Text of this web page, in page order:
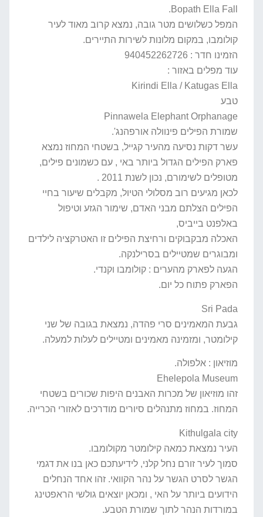
Bopath Ella Fall.
המפל כשלושים מטר גובה, נמצא קרוב מאוד לעיר
קולומבו, במקום מלונות לשירות התיירים.
הזמינו חדר : 940452262726
עוד מפלים באזור :
Kirindi Ella / Katugas Ella
טבע
Pinnawela Elephant Orphanage
שמורת הפילים פינוולה אורפהנג'.
עשר דקות נסיעה מהעיר קגייל, בשטחי המחוז נמצא
פארק הפילים הגדול ביותר באי , עם כשמונים פילים,
מטופלים לשימורם, נכון לשנת 2011 .
לכאן מגיעים רוב מסלולי הטיול, מקבלים שיעור בחיי
הפילים הצלתם מבני האדם, שימור הגזע וטיפול
באלפנט בייביס,
האכלה מבקבוקים ורחיצת הפילים זו האטרקציה לילדים
ומבוגרים שמטיילים בסרילנקה.
הגעה לפארק מהערים : קולומבו וקנדי.
הפארק פתוח כל יום.
Sri Pada
גבעת המאמינים סרי פהדה, נמצאת בגובה של שני
קילומטר, ומזמינה מאמינים ומטיילים לעלות למעלה.
מוזיאון : אלפולה.
Ehelepola Museum
זהו מוזיאון של מכרות האבנים היפות שכורים בשטחי
המחוז. במחוז מתנהלים סיורים מודרכים לאזורי הכרייה.
Kithulgala city
העיר נמצאת כמאה קילומטר מקולומבו.
סמוך לעיר זורם נחל קלני, לידיעתכם כאן בנו את דגמי
הגשר לסרט הגשר על נהר הקוואי. זהו אחד הנחלים
הידועים ביותר על האי , ומכאן יוצאים גולשי הראפטינג
במורדות הנהר לתוך שמורת הטבע.